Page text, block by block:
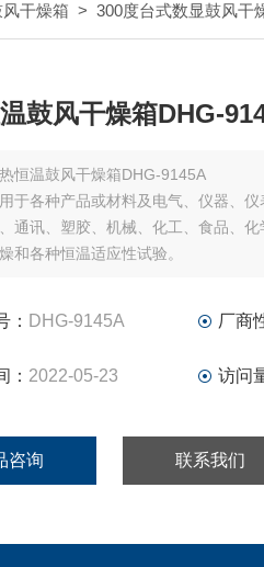
风干燥箱 >300度台式数显鼓风干
鼓风干燥箱DHG-
恒温鼓风干燥箱DHG-9145A
于各种产品或材料及电气、仪器、
通讯、塑胶、机械、化工、食品、
和各种恒温适应性试验。
： DHG-9145A 厂商
： 2022-05-23 访问
咨询 联系我们